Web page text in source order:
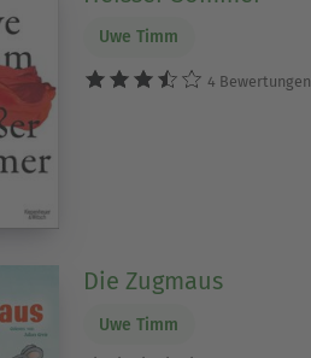
Uwe Timm
4 Bewertungen
Die Zugmaus
Uwe Timm